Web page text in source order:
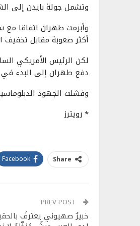
وتشمل جولة بايدن إلى
أكثر صعوبة مقابل تخفيف
دفع طهران إلى البدء في
وفشلت الجهود
* رويترز
Share
Facebook
خبيرٌ صهيوني يعترفُ